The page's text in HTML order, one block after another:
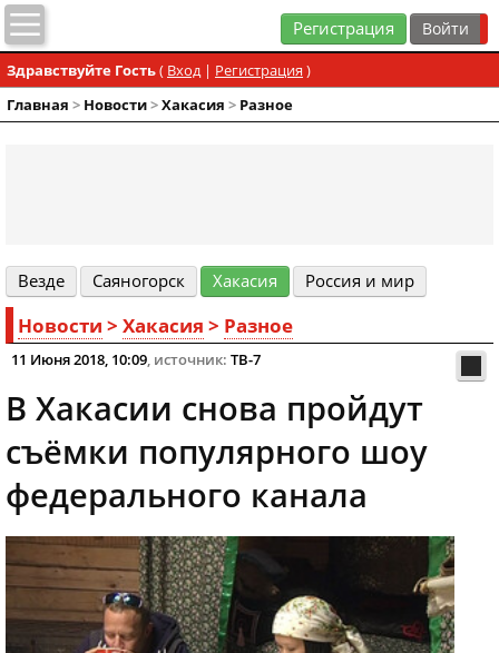
Регистрация
Здравствуйте Гость( Вход| Регистрация )
Главная > Новости>Хакасия > Разное
Везде Cаяногорск Хакасия Россия и мир
Новости > Хакасия > Разное
11 Июня 2018, 10:09, источник: ТВ-7
В Хакасии снова пройдут
съёмки популярного шоу
федерального канала